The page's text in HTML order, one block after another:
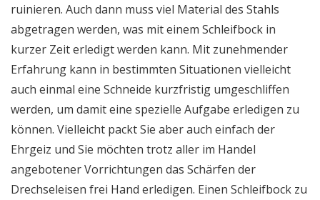
ruinieren. Auch dann muss viel Material des Stahls
abgetragen werden, was mit einem Schleifbock in
kurzer Zeit erledigt werden kann. Mit zunehmender
Erfahrung kann in bestimmten Situationen vielleicht
auch einmal eine Schneide kurzfristig umgeschliffen
werden, um damit eine spezielle Aufgabe erledigen zu
können. Vielleicht packt Sie aber auch einfach der
Ehrgeiz und Sie möchten trotz aller im Handel
angebotener Vorrichtungen das Schärfen der
Drechseleisen frei Hand erledigen. Einen Schleifbock zu